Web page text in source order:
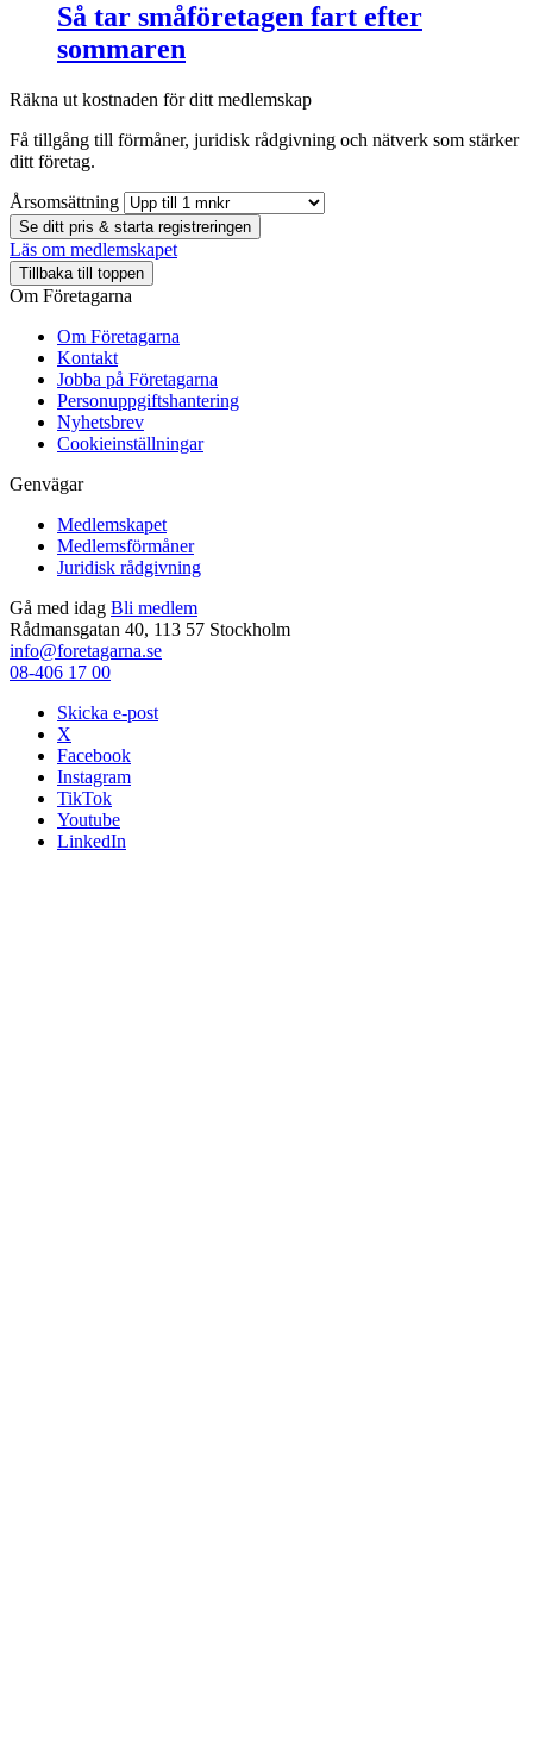
Så tar småföretagen fart efter
sommaren
Räkna ut kostnaden för ditt medlemskap
Få tillgång till förmåner, juridisk rådgivning och nätverk som stärker
ditt företag.
Årsomsättning
Se ditt pris & starta registreringen
Läs om medlemskapet
Tillbaka till toppen
Om Företagarna
Om Företagarna
Kontakt
Jobba på Företagarna
Personuppgiftshantering
Nyhetsbrev
Cookieinställningar
Genvägar
Medlemskapet
Medlemsförmåner
Juridisk rådgivning
Gå med idag Bli medlem
Rådmansgatan 40, 113 57 Stockholm
info@foretagarna.se
08-406 17 00
Skicka e-post
X
Facebook
Instagram
TikTok
Youtube
LinkedIn